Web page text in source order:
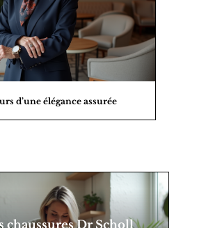
d’une élégance assurée
chaussures Dr Scholl